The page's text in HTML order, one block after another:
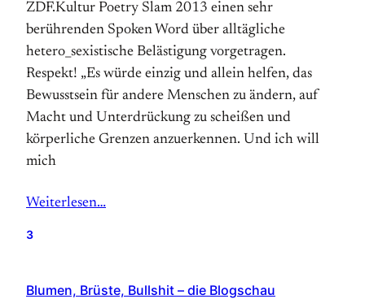
ZDF.Kultur Poetry Slam 2013 einen sehr
berührenden Spoken Word über alltägliche
hetero_sexistische Belästigung vorgetragen.
Respekt! „Es würde einzig und allein helfen, das
Bewusstsein für andere Menschen zu ändern, auf
Macht und Unterdrückung zu scheißen und
körperliche Grenzen anzuerkennen. Und ich will
mich
Weiterlesen…
3
Blumen, Brüste, Bullshit – die Blogschau